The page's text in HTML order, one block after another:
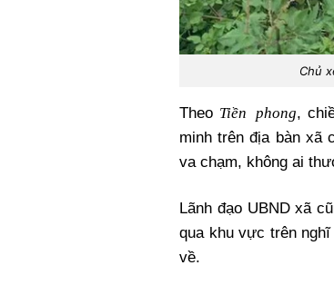
Chủ
Theo Tiền phong,
minh trên địa bàn xã
va chạm, không ai
Lãnh đạo UBND xã
qua khu vực trên
về.